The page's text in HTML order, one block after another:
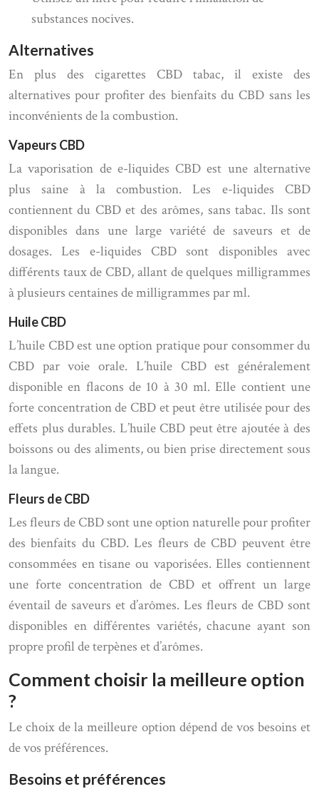
substances nocives.
Alternatives
En plus des cigarettes CBD tabac, il existe des
alternatives pour profiter des bienfaits du CBD sans les
inconvénients de la combustion.
Vapeurs CBD
La vaporisation de e-liquides CBD est une alternative
plus saine à la combustion. Les e-liquides CBD
contiennent du CBD et des arômes, sans tabac. Ils sont
disponibles dans une large variété de saveurs et de
dosages. Les e-liquides CBD sont disponibles avec
différents taux de CBD, allant de quelques milligrammes
à plusieurs centaines de milligrammes par ml.
Huile CBD
L’huile CBD est une option pratique pour consommer du
CBD par voie orale. L’huile CBD est généralement
disponible en flacons de 10 à 30 ml. Elle contient une
forte concentration de CBD et peut être utilisée pour des
effets plus durables. L’huile CBD peut être ajoutée à des
boissons ou des aliments, ou bien prise directement sous
la langue.
Fleurs de CBD
Les fleurs de CBD sont une option naturelle pour profiter
des bienfaits du CBD. Les fleurs de CBD peuvent être
consommées en tisane ou vaporisées. Elles contiennent
une forte concentration de CBD et offrent un large
éventail de saveurs et d’arômes. Les fleurs de CBD sont
disponibles en différentes variétés, chacune ayant son
propre profil de terpènes et d’arômes.
Comment choisir la meilleure option
?
Le choix de la meilleure option dépend de vos besoins et
de vos préférences.
Besoins et préférences